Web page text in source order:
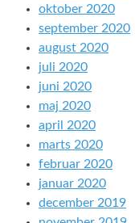
oktober 2020
september 2020
august 2020
juli 2020
juni 2020
maj 2020
april 2020
marts 2020
februar 2020
januar 2020
december 2019